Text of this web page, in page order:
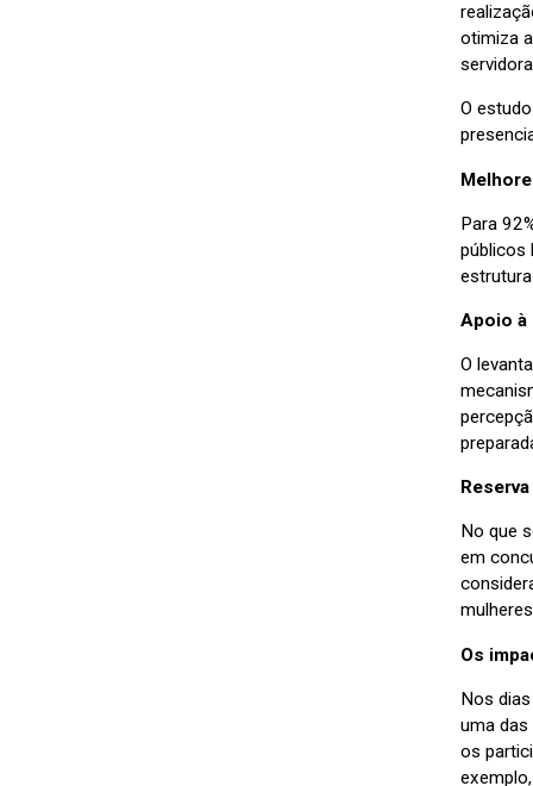
otimiza
O
Para
públicos
Apoio à
O
No que
em
Os
Nos
uma das
os